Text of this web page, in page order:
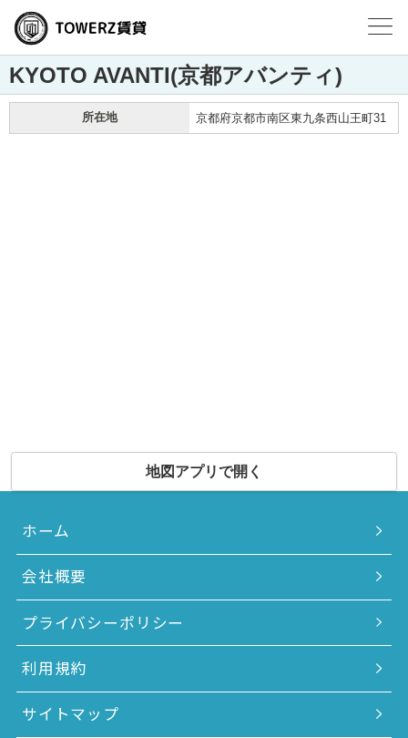
KYOTO AVANTI(京都アバンティ)
所在地 京都府京都市南区東九条西山王町31
地図アプリで開く
ホーム
会社概要
プライバシーポリシー
利用規約
サイトマップ